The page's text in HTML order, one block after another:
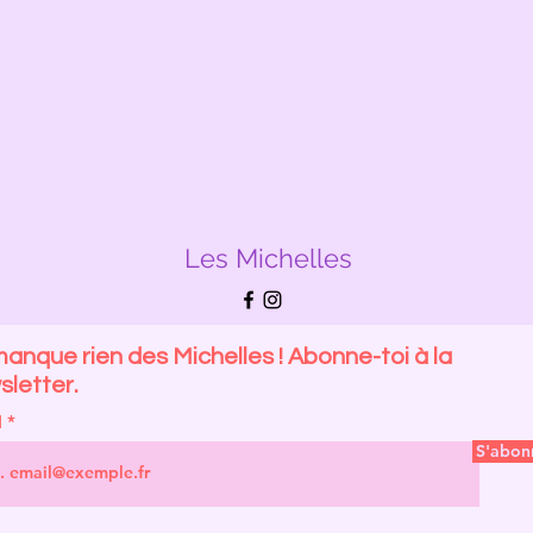
Les Michelles
rien des Michelles ! Abonne-toi à la